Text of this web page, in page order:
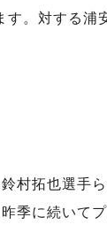
。対する浦
村拓也選手
季に続いて